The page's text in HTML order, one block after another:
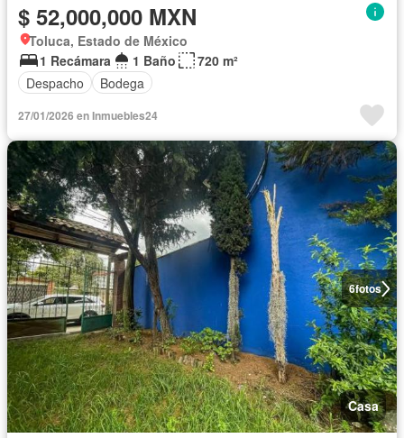
$ 52,000,000 MXN
Toluca, Estado de México
1 Recámara
1 Baño
720 m²
Despacho
Bodega
27/01/2026 en Inmuebles24
6fotos
Casa